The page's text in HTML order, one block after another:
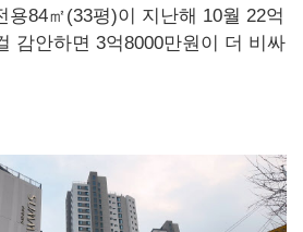
용84㎡(33평)이 지난해 10월 22억
감안하면 3억8000만원이 더 비싸